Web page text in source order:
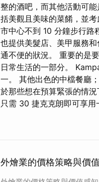
整的酒吧，而其他活動可
括美觀且美味的菜餚，並
市中心不到 10 分鐘步行路
也提供美髮店、美甲服務
通不便的狀況。 重要的是
日常生活的一部分。
一。 其他出色的中檔餐廳
於那些想在預算緊張的情
只需 30 捷克克朗即可享用
外燴業的價格策略與價